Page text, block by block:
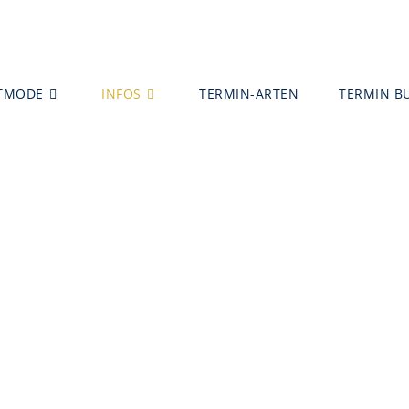
INFOS TERMIN-ARTEN TERMIN